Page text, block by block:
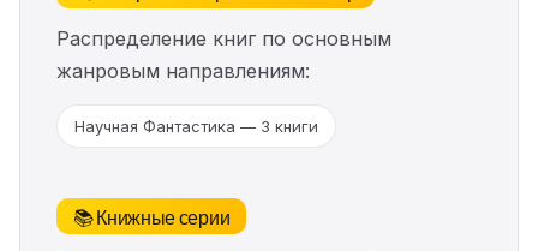
Распределение книг по основным
жанровым направлениям:
Научная Фантастика — 3 книги
📚 Книжные серии